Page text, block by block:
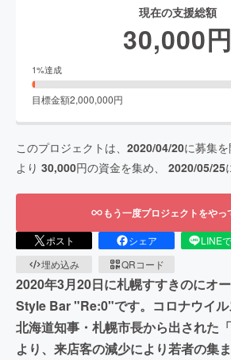
現在の支援総額
30,000円
1%達成
目標金額2,000,000円
このプロジェクトは、 2020/04/20に募集を
より 30,000円の資金を集め、 2020/05/25
もう一度プロジェクトをやっ
ポスト シェア LINE
埋め込み
QRコード
2020年3月20日に札幌すすきのにオ
Style Bar "Re:0"です。コロナウイ
北海道知事・札幌市長から出された
より、来店客の減少により若者の集